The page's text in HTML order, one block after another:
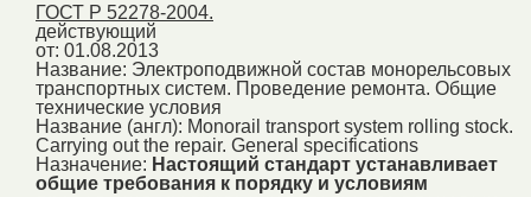
ГОСТ Р 52278-2004.
действующий
от: 01.08.2013
Название: Электроподвижной состав монорельсовых
транспортных систем. Проведение ремонта. Общие
технические условия
Название (англ): Monorail transport system rolling stock.
Carrying out the repair. General specifications
Назначение: Настоящий стандарт устанавливает
общие требования к порядку и условиям